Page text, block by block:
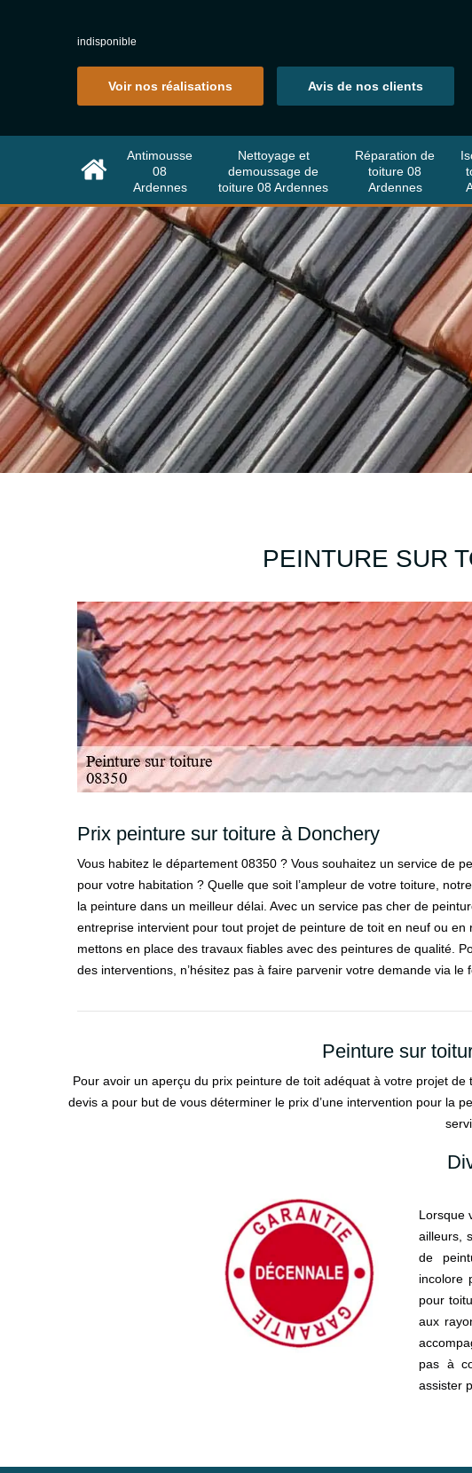
indisponible
Voir nos réalisations Avis de nos clients
Antimousse
08
Ardennes
Nettoyage et
demoussage de
toiture 08 Ardennes
Réparation de
toiture 08
Ardennes
PEINTURE SUR
Prix peinture sur toiture à Donchery
Vous habitez le département 08350 ? Vous souhaitez un service de
pour votre habitation ? Quelle que soit l’ampleur de votre toiture,
la peinture dans un meilleur délai. Avec un service pas cher de
entreprise intervient pour tout projet de peinture de toit en neuf ou en
mettons en place des travaux fiables avec des peintures de qualité.
des interventions, n’hésitez pas à faire parvenir votre demande via le
Peinture sur
Pour avoir un aperçu du prix peinture de toit adéquat à votre projet
devis a pour but de vous déterminer le prix d’une intervention pour la
Lorsque
ailleurs,
de
incolore
pour
aux
pas à
assister